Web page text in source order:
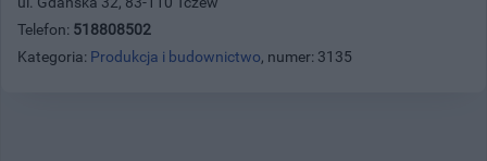
Telefon: 518808502
Kategoria: Produkcja i budownictwo, numer: 3135